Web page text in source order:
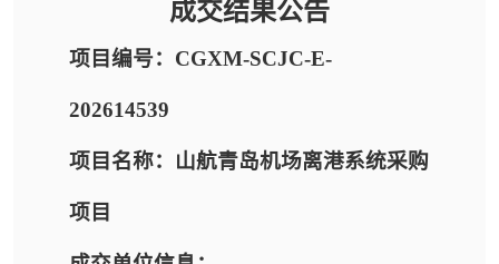
成交结果公告
项目编号：CGXM-SCJC-E-
202614539
项目名称：山航青岛机场离港系统采购
项目